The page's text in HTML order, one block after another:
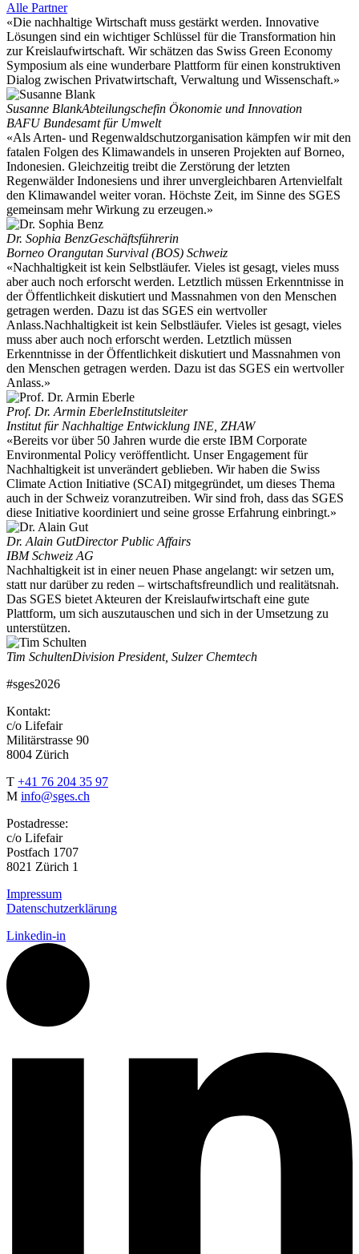
Alle Partner
«Die nachhaltige Wirtschaft muss gestärkt werden. Innovative
Lösungen sind ein wichtiger Schlüssel für die Transformation hin
zur Kreislaufwirtschaft. Wir schätzen das Swiss Green Economy
Symposium als eine wunderbare Plattform für einen konstruktiven
Dialog zwischen Privatwirtschaft, Verwaltung und Wissenschaft.»
Susanne BlankAbteilungschefin Ökonomie und Innovation
BAFU Bundesamt für Umwelt
«Als Arten- und Regenwaldschutzorganisation kämpfen wir mit den
fatalen Folgen des Klimawandels in unseren Projekten auf Borneo,
Indonesien. Gleichzeitig treibt die Zerstörung der letzten
Regenwälder Indonesiens und ihrer unvergleichbaren Artenvielfalt
den Klimawandel weiter voran. Höchste Zeit, im Sinne des SGES
gemeinsam mehr Wirkung zu erzeugen.»
Dr. Sophia BenzGeschäftsführerin
Borneo Orangutan Survival (BOS) Schweiz
«Nachhaltigkeit ist kein Selbstläufer. Vieles ist gesagt, vieles muss
aber auch noch erforscht werden. Letztlich müssen Erkenntnisse in
der Öffentlichkeit diskutiert und Massnahmen von den Menschen
getragen werden. Dazu ist das SGES ein wertvoller
Anlass.Nachhaltigkeit ist kein Selbstläufer. Vieles ist gesagt, vieles
muss aber auch noch erforscht werden. Letztlich müssen
Erkenntnisse in der Öffentlichkeit diskutiert und Massnahmen von
den Menschen getragen werden. Dazu ist das SGES ein wertvoller
Anlass.»
Prof. Dr. Armin EberleInstitutsleiter
Institut für Nachhaltige Entwicklung INE, ZHAW
«Bereits vor über 50 Jahren wurde die erste IBM Corporate
Environmental Policy veröffentlicht. Unser Engagement für
Nachhaltigkeit ist unverändert geblieben. Wir haben die Swiss
Climate Action Initiative (SCAI) mitgegründet, um dieses Thema
auch in der Schweiz voranzutreiben. Wir sind froh, dass das SGES
diese Initiative koordiniert und seine grosse Erfahrung einbringt.»
Dr. Alain GutDirector Public Affairs
IBM Schweiz AG
Nachhaltigkeit ist in einer neuen Phase angelangt: wir setzen um,
statt nur darüber zu reden – wirtschaftsfreundlich und realitätsnah.
Das SGES bietet Akteuren der Kreislaufwirtschaft eine gute
Plattform, um sich auszutauschen und sich in der Umsetzung zu
unterstützen.
Tim SchultenDivision President, Sulzer Chemtech
#sges2026
Kontakt:
c/o Lifefair
Militärstrasse 90
8004 Zürich
T +41 76 204 35 97
M info@sges.ch
Postadresse:
c/o Lifefair
Postfach 1707
8021 Zürich 1
Impressum
Datenschutzerklärung
Linkedin-in